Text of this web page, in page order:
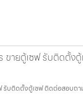
ขายตู้เซฟ รับติดตั้
รับติดตั้งตู้เซฟ ติดต่อสอบถ